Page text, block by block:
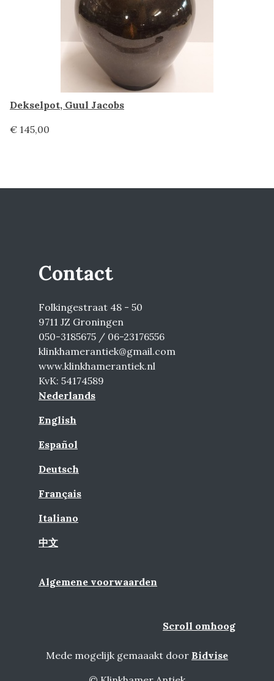
Dekselpot, Guul Jacobs
€ 145,00
Contact
Folkingestraat 48 - 50
9711 JZ Groningen
050-3185675 / 06-23176556
klinkhamerantiek@gmail.com
www.klinkhamerantiek.nl
KvK: 54174589
Nederlands
English
Español
Deutsch
Français
Italiano
中文
Algemene voorwaarden
Scroll omhoog
Mede mogelijk gemaaakt door Bidvise